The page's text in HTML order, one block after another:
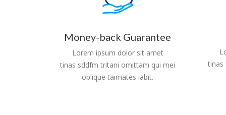
Money-back Guarantee
Lorem ipsum dolor sit amet
tinas sddfm tritani omittam qui mei
oblique taimates iabit.
tinas